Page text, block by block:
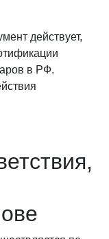
действует,
в РФ.